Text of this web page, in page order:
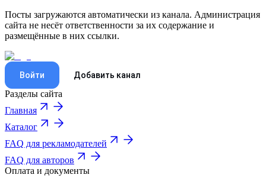
Посты загружаются автоматически из канала. Администрация
сайта не несёт ответственности за их содержание и
размещённые в них ссылки.
Войти Добавить канал
Разделы сайта
Главная
Каталог
FAQ для рекламодателей
FAQ для авторов
Оплата и документы